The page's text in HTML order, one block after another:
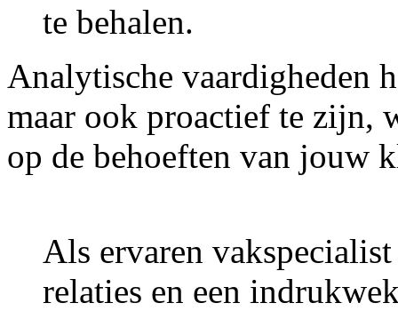
te behalen.
Analytische vaardigheden
maar ook proactief te zijn,
op de behoeften van jouw
Als ervaren
relaties en een